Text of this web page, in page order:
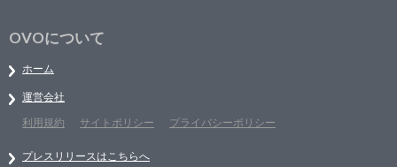
OVOについて
ホーム
運営会社
利用規約
サイトポリシー プライバシーポリシー
プレスリリースはこちらへ